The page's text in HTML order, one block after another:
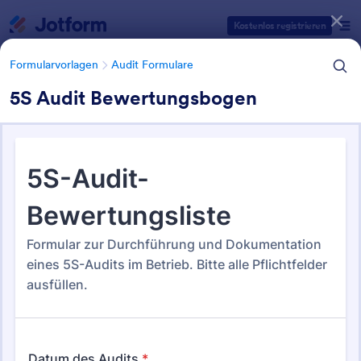
Kostenlos registrieren
Formularvorlagen Audit Formulare
5S Audit Bewertungsbogen
Formularvorlagen Audit Formulare
Audit Formulare
Formularvorlagen Kategorien